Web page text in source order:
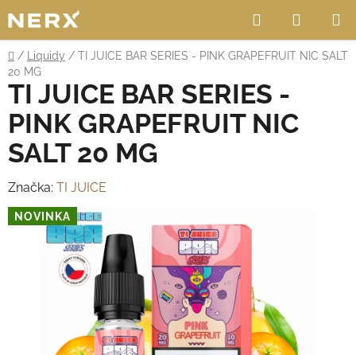
na
obsah
Hledat
KOŠÍK
Domů
/ Liquidy / TI JUICE BAR SERIES - PINK GRAPEFRUIT NIC SALT
20 MG
TI JUICE BAR SERIES -
PINK GRAPEFRUIT NIC
SALT 20 MG
Značka: TI JUICE
NOVINKA